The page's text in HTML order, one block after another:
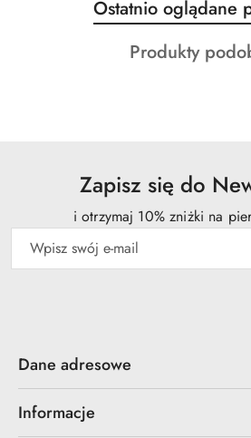
Pomiń karuzelę produktów
Produkty
o
statusie:
Ostatnio oglądane
Produkty
Produkty
Zapisz się do
i otrzymaj 10% zniżki na
Dane adresowe
Informacje